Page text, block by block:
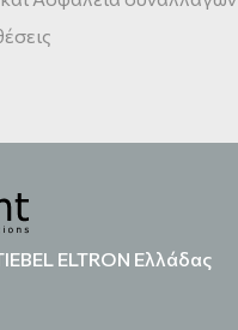
ELTRON Ελλάδας